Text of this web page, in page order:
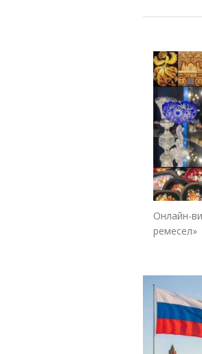
Онлайн-
ремесел»